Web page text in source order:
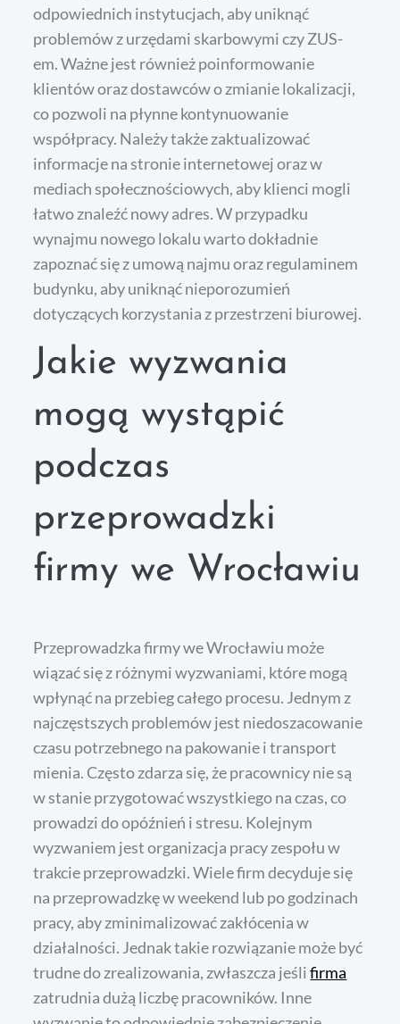
odpowiednich instytucjach, aby uniknąć
problemów z urzędami skarbowymi czy ZUS-
em. Ważne jest również poinformowanie
klientów oraz dostawców o zmianie lokalizacji,
co pozwoli na płynne kontynuowanie
współpracy. Należy także zaktualizować
informacje na stronie internetowej oraz w
mediach społecznościowych, aby klienci mogli
łatwo znaleźć nowy adres. W przypadku
wynajmu nowego lokalu warto dokładnie
zapoznać się z umową najmu oraz regulaminem
budynku, aby uniknąć nieporozumień
dotyczących korzystania z przestrzeni biurowej.
Jakie wyzwania
mogą wystąpić
podczas
przeprowadzki
firmy we Wrocławiu
Przeprowadzka firmy we Wrocławiu może
wiązać się z różnymi wyzwaniami, które mogą
wpłynąć na przebieg całego procesu. Jednym z
najczęstszych problemów jest niedoszacowanie
czasu potrzebnego na pakowanie i transport
mienia. Często zdarza się, że pracownicy nie są
w stanie przygotować wszystkiego na czas, co
prowadzi do opóźnień i stresu. Kolejnym
wyzwaniem jest organizacja pracy zespołu w
trakcie przeprowadzki. Wiele firm decyduje się
na przeprowadzkę w weekend lub po godzinach
pracy, aby zminimalizować zakłócenia w
działalności. Jednak takie rozwiązanie może być
trudne do zrealizowania, zwłaszcza jeślifirma
zatrudnia dużą liczbę pracowników. Inne